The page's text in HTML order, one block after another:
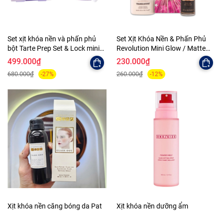
Set xịt khóa nền và phấn phủ
bột Tarte Prep Set & Lock mini
size
499.000₫
680.000₫ -27%
Set Xịt Khóa Nền & Phấn Phủ
Revolution Mini Glow / Matte
Heroes Makeup Setting Duo
230.000₫
260.000₫ -12%
Xịt khóa nền căng bóng da Pat
Xịt khóa nền dưỡng ẩm